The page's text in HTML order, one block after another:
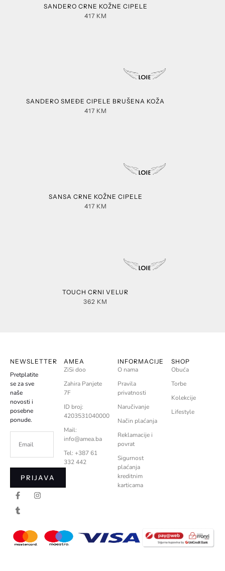
SANDERO CRNE KOŽNE CIPELE
417 KM
SANDERO SMEĐE CIPELE BRUŠENA KOŽA
417 KM
SANSA CRNE KOŽNE CIPELE
417 KM
TOUCH CRNI VELUR
362 KM
NEWSLETTER
Pretplatite
se za sve
naše
novosti i
posebne
ponude.
PRIJAVA
AMEA
ZiSi doo
Zahira Panjete
7F
ID broj:
4203531040000
Mail:
info@amea.ba
Tel: +387 61
332 442
INFORMACIJE
O nama
Pravila
privatnosti
Naručivanje
Način plaćanja
Reklamacije i
povrat
Sigurnost
plaćanja
kreditnim
karticama
SHOP
Obuća
Torbe
Kolekcije
Lifestyle